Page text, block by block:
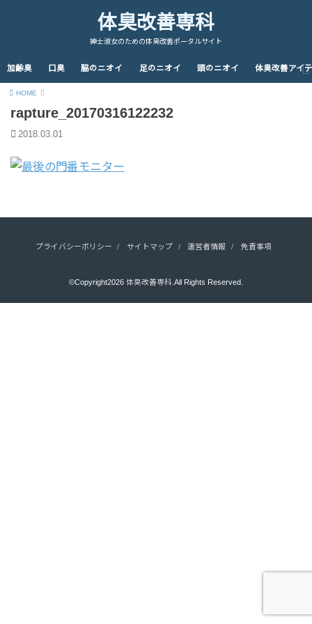
体臭改善専科
紳士淑女のための体臭改善ポータルサイト
加齢臭 口臭 脇のニオイ 足のニオイ 頭のニオイ 体臭改善アイ
HOME
rapture_20170316122232
2018.03.01
プライバシーポリシー サイトマップ 運営者情報 免責事項
©Copyright2026 体臭改善専科.All Rights Reserved.